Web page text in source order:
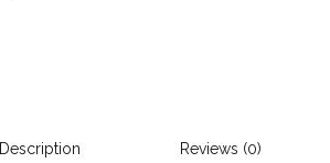
Description Reviews (0)